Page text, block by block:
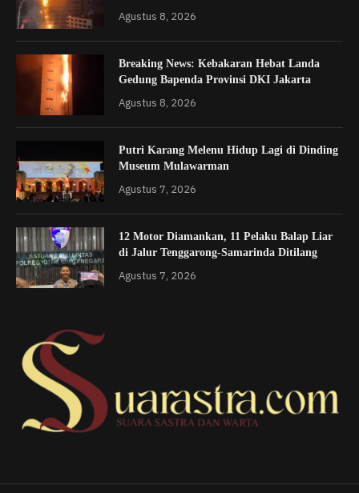
Agustus 8, 2026
Breaking News: Kebakaran Hebat Landa
Gedung Bapenda Provinsi DKI Jakarta
Agustus 8, 2026
Putri Karang Melenu Hidup Lagi di Dinding
Museum Mulawarman
Agustus 7, 2026
12 Motor Diamankan, 11 Pelaku Balap Liar
di Jalur Tenggarong-Samarinda Ditilang
Agustus 7, 2026